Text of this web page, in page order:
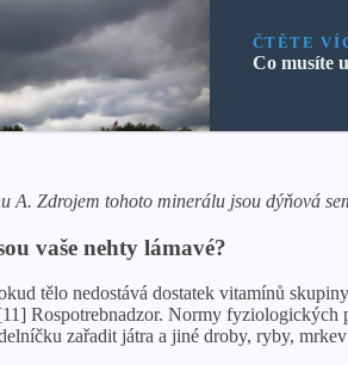
ČTĚTE
Co musíte
A. Zdrojem tohoto minerálu jsou dýňová
vaše nehty lámavé?
tělo nedostává dostatek vitamínů
Rospotrebnadzor. Normy
zařadit játra a jiné droby, ryby,